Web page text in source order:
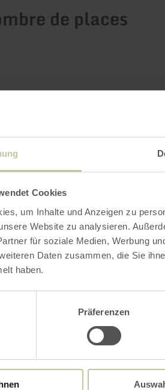
Cookies
um Inhalte und Anzeigen zu
Website zu analysieren.
für soziale Medien, Werbung
Daten zusammen, die Sie
haben.
Präferenzen
de places